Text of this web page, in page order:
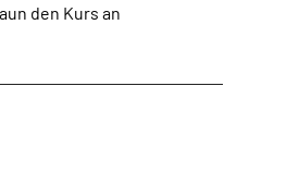
den Kurs an